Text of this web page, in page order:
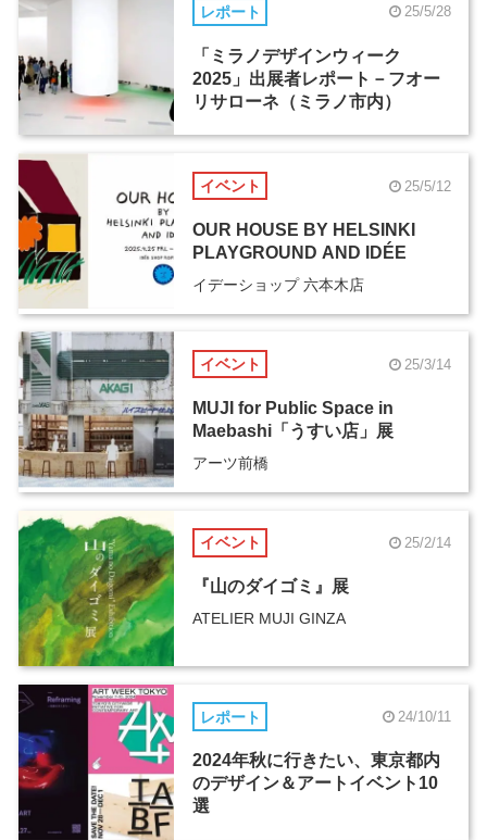
レポート 25/5/28
「ミラノデザインウィーク
2025」出展者レポート－フオー
リサローネ（ミラノ市内）
イベント 25/5/12
OUR HOUSE BY HELSINKI
PLAYGROUND AND IDÉE
イデーショップ 六本木店
イベント 25/3/14
MUJI for Public Space in
Maebashi「うすい店」展
アーツ前橋
イベント 25/2/14
『山のダイゴミ』展
ATELIER MUJI GINZA
レポート 24/10/11
2024年秋に行きたい、東京都内
のデザイン＆アートイベント10
選